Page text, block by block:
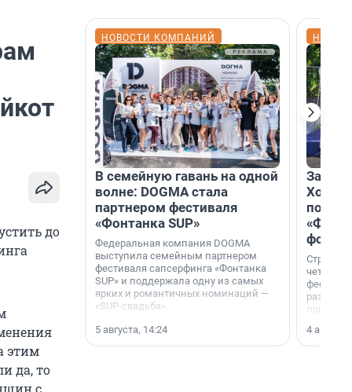
до
этим
да, то
с
НОВОСТИ КОМПАНИЙ
В семейную гавань на одной
волне: DOGMA стала
партнером фестиваля
«Фонтанка SUP»
Федеральная компания DOGMA
выступила семейным партнером
фестиваля сапсерфинга «Фонтанка
SUP» и поддержала одну из самых
ярких и романтичных номинаций —
«SUP-свадьба».
5 августа, 14:24
раз
4